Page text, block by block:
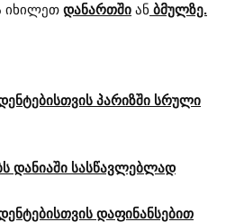
იხილეთ დანართში ან ბმულზე.
პარიზში სრული
დანიაში სასწავლებლად
დაფინანსებით